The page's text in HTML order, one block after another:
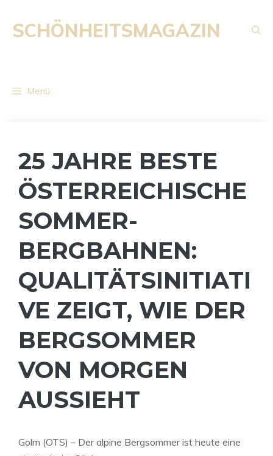
Inhalt
springen
SCHÖNHEITSMAGAZIN
Menü
25 JAHRE BESTE
ÖSTERREICHISCHE
SOMMER-
BERGBAHNEN:
QUALITÄTSINITIATI
VE ZEIGT, WIE DER
BERGSOMMER
VON MORGEN
AUSSIEHT
Golm (OTS) – Der alpine Bergsommer ist heute eine